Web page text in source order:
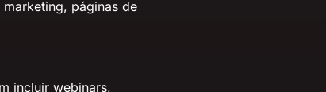
páginas de
incluir webinars,